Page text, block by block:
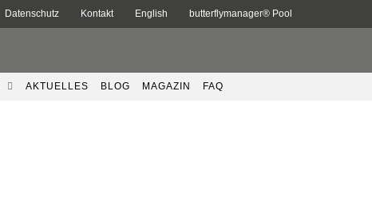
Datenschutz Kontakt English butterflymanager® Pool
AKTUELLES BLOG MAGAZIN FAQ